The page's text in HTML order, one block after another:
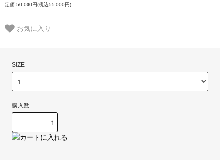
定価 50,000円(税込55,000円)
お気に入り
SIZE
購入数